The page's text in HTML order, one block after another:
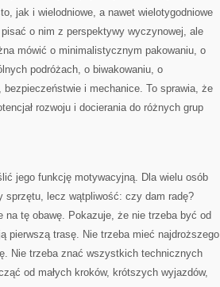
jak i wielodniowe, a nawet wielotygodniowe
o nim z perspektywy wyczynowej, ale
mówić o minimalistycznym pakowaniu, o
podróżach, o biwakowaniu, o
i mechanice. To sprawia, że
rozwoju i docierania do różnych grup
jego funkcję motywacyjną. Dla wielu osób
sprzętu, lecz wątpliwość: czy dam radę?
na tę obawę. Pokazuje, że nie trzeba być od
pierwszą trasę. Nie trzeba mieć najdroższego
Nie trzeba znać wszystkich technicznych
od małych kroków, krótszych wyjazdów,